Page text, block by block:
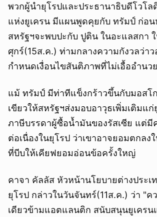
พวกผู้นำยุโรปและประธานาธิบดีโวโล
แห่งยูเครน มีแผนพูดคุยกับ ทรัมป์ ก่อ
สหรัฐฯจะพบปะกับ ปูติน ในอะแลสกา
ศุกร์(15ส.ค.) ท่ามกลางความกังวลว่า
กำหนดเงื่อนไขสันติภาพที่ไม่เอื้ออำนว
แม้ ทรัมป์ มีท่าทีแข็งกร้าวขึ้นกับมอสโ
เขียวให้สหรัฐฯส่งมอบอาวุธเพิ่มเติมแ
ภาษีบรรดาผู้ซื้อน้ำมันของรัสเซีย แต่มี
ต่อเนื่องในยุโรป ว่าเขาอาจยอมตกลง
ที่บีบให้เคียฟยอมอ่อนข้อครั้งใหญ่
คาจา คัลลัส หัวหน้านโยบายต่างประเ
ยุโรป กล่าวในวันจันทร์(11ส.ค.) ว่า "ค
เดียวข้ามแอตแลนติก สนับสนุนยูเคร